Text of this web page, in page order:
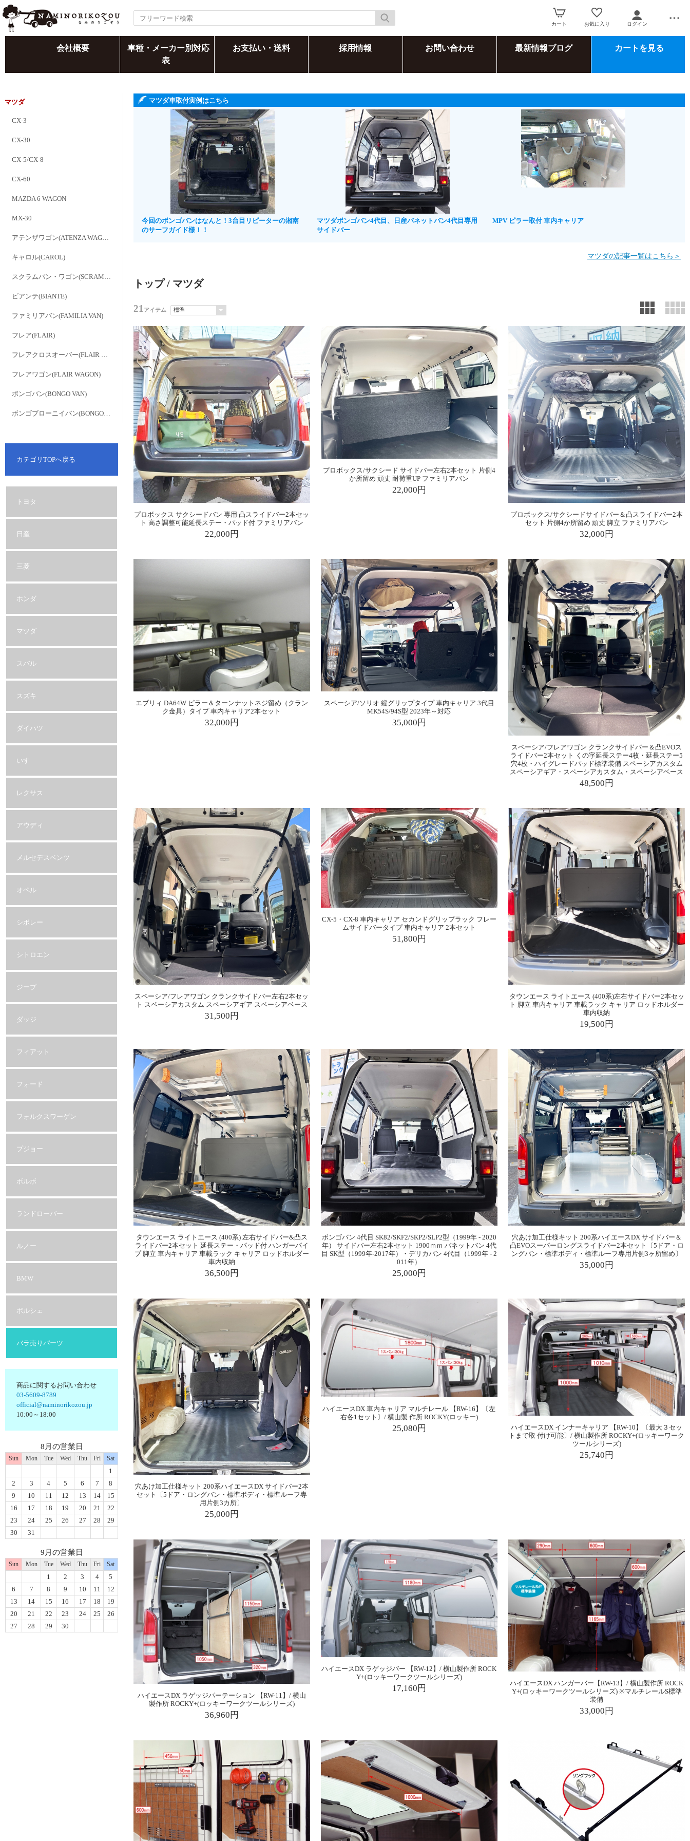
カート お気に入り ログイン
会社概要
車種・メーカー別対応
表
お支払い・送料 採用情報 お問い合わせ 最新情報ブログ カートを見る
マツダ
CX-3
CX-30
CX-5/CX-8
CX-60
MAZDA 6 WAGON
MX-30
アテンザワゴン(ATENZA WAGON)
キャロル(CAROL)
スクラムバン・ワゴン(SCRAM VAN・WAGON)
ビアンテ(BIANTE)
ファミリアバン(FAMILIA VAN)
フレア(FLAIR)
フレアクロスオーバー(FLAIR CROSSOVER)
フレアワゴン(FLAIR WAGON)
ボンゴバン(BONGO VAN)
ボンゴブローニイバン(BONGO BRAWNY VAN)
カテゴリTOPへ戻る
トヨタ
日産
三菱
ホンダ
マツダ
スバル
スズキ
ダイハツ
いすゞ
レクサス
アウディ
メルセデスベンツ
オペル
シボレー
シトロエン
ジープ
ダッジ
フィアット
フォード
フォルクスワーゲン
プジョー
ボルボ
ランドローバー
ルノー
BMW
ポルシェ
バラ売りパーツ
商品に関するお問い合わせ
03-5609-8789
official@naminorikozou.jp
10:00～18:00
8月の営業日
Sun Mon Tue Wed Thu Fri Sat
1
2
3 4 5 6 7
8
9
10 11 12 13 14
15
16
17 18 19 20 21
22
23
24 25 26 27 28
29
30
31
9月の営業日
Sun Mon Tue Wed Thu Fri Sat
1 2 3 4
5
6
7 8 9 10 11
12
13
14 15 16 17 18
19
20
21 22 23 24 25
26
27
28 29 30
マツダ車取付実例はこちら
今回のボンゴバンはなんと！3台目リピーターの湘南
のサーフガイド様！！
マツダボンゴバン4代目、日産バネットバン4代目専用
サイドバー
MPV ピラー取付 車内キャリア
マツダの記事一覧はこちら＞
トップ/ マツダ
21 アイテム
プロボックス サクシードバン 専用 凸スライドバー2本セッ
ト 高さ調整可能延長ステー・パッド付 ファミリアバン
22,000円
プロボックス/サクシード サイドバー左右2本セット 片側4
か所留め 頑丈 耐荷重UP ファミリアバン
22,000円
プロボックス/サクシードサイドバー＆凸スライドバー2本
セット 片側4か所留め 頑丈 脚立 ファミリアバン
32,000円
エブリィ DA64W ピラー＆ターンナットネジ留め（クラン
ク金具）タイプ 車内キャリア2本セット
32,000円
スペーシア/ソリオ 縦グリップタイプ 車内キャリア 3代目
MK54S/94S型 2023年～対応
35,000円
スペーシア/フレアワゴン クランクサイドバー＆凸EVOス
ライドバー2本セット くの字延長ステー4枚・延長ステー5
穴4枚・ハイグレードパッド標準装備 スペーシアカスタム
スペーシアギア・スペーシアカスタム・スペーシアベース
48,500円
スペーシア/フレアワゴン クランクサイドバー左右2本セッ
ト スペーシアカスタム スペーシアギア スペーシアベース
31,500円
CX-5・CX-8 車内キャリア セカンドグリップラック フレー
ムサイドバータイプ 車内キャリア 2本セット
51,800円
タウンエース ライトエース (400系)左右サイドバー2本セッ
ト 脚立 車内キャリア 車載ラック キャリア ロッドホルダー
車内収納
19,500円
タウンエース ライトエース (400系) 左右サイドバー&凸ス
ライドバー2本セット 延長ステー・パッド付 ハンガーパイ
プ 脚立 車内キャリア 車載ラック キャリア ロッドホルダー
車内収納
36,500円
ボンゴバン 4代目 SK82/SKF2/SKP2/SLP2型（1999年 - 2020
年） サイドバー左右2本セット 1900ｍｍ バネットバン 4代
目 SK型（1999年-2017年）・デリカバン 4代目（1999年 - 2
011年）
25,000円
穴あけ加工仕様キット 200系ハイエースDX サイドバー＆
凸EVOスーパーロングスライドバー2本セット〔5ドア・ロ
ングバン・標準ボディ・標準ルーフ専用片側3ヶ所留め〕
35,000円
穴あけ加工仕様キット 200系ハイエースDX サイドバー2本
セット〔5ドア・ロングバン・標準ボディ・標準ルーフ専
用片側3カ所〕
25,000円
ハイエースDX 車内キャリア マルチレール 【RW-16】〔左
右各1セット〕/ 横山製 作所 ROCKY(ロッキー)
25,080円
ハイエースDX インナーキャリア 【RW-10】〔最大３セッ
トまで取 付け可能〕/ 横山製作所 ROCKY+(ロッキーワーク
ツールシリーズ)
25,740円
ハイエースDX ラゲッジパーテーション 【RW-11】/ 横山
製作所 ROCKY+(ロッキーワークツールシリーズ)
36,960円
ハイエースDX ラゲッジバー 【RW-12】/ 横山製作所 ROCK
Y+(ロッキーワークツールシリーズ)
17,160円
ハイエースDX ハンガーバー【RW-13】/ 横山製作所 ROCK
Y+(ロッキーワークツールシリーズ) ※マルチレールS標準
装備
33,000円